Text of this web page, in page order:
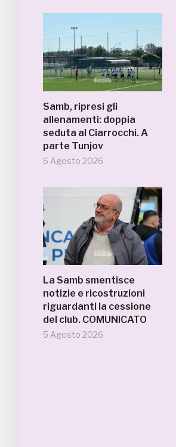
Samb, ripresi gli
allenamenti: doppia
seduta al Ciarrocchi. A
parte Tunjov
6 Agosto 2026
La Samb smentisce
notizie e ricostruzioni
riguardanti la cessione
del club. COMUNICATO
5 Agosto 2026